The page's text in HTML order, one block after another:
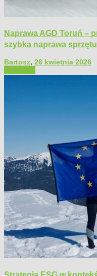
Naprawa AGD Toruń –
szybka naprawa
Bartosz, 26 kwietnia 2026